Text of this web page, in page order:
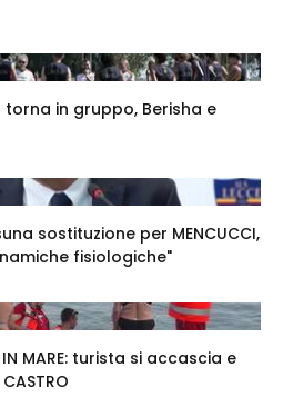
torna in gruppo, Berisha e
sostituzione per MENCUCCI,
fisiologiche"
IN MARE: turista si accascia e